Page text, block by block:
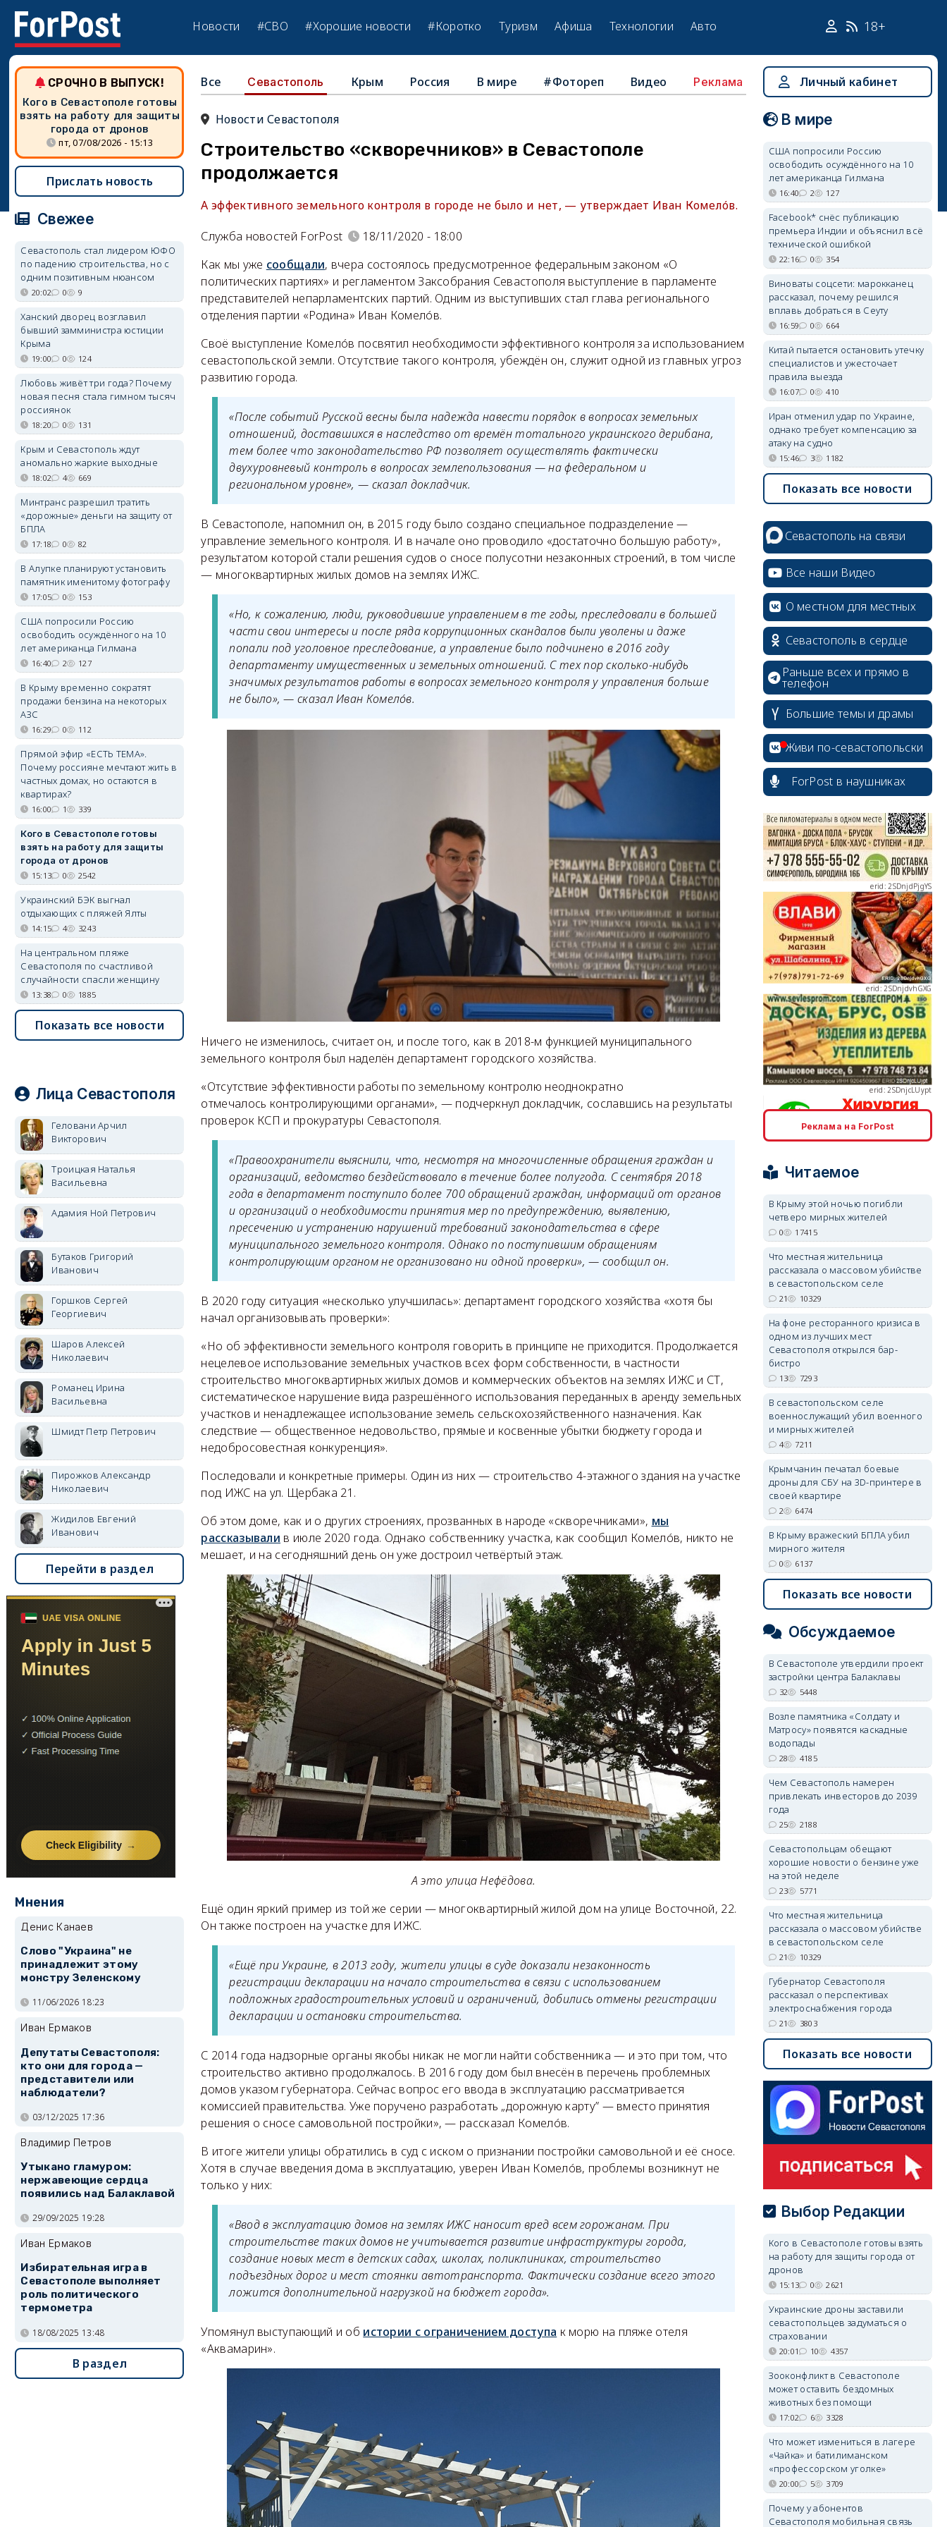
Новости #СВО #Хорошие новости #Коротко Туризм Афиша Технологии Авто 18+
Все Севастополь Крым Россия В мире #Фотореп Видео Реклама
Новости Севастополя
Строительство «скворечников» в Севастополе
продолжается
А эффективного земельного контроля в городе не было и нет, — утверждает Иван Комелóв.
Служба новостей ForPost
18/11/2020 - 18:00
Как мы уже сообщали, вчера состоялось предусмотренное федеральным законом «О
политических партиях» и регламентом Заксобрания Севастополя выступление в парламенте
представителей непарламентских партий. Одним из выступивших стал глава регионального
отделения партии «Родина» Иван Комелóв.
Своё выступление Комелóв посвятил необходимости эффективного контроля за использованием
севастопольской земли. Отсутствие такого контроля, убеждён он, служит одной из главных угроз
развитию города.
«После событий Русской весны была надежда навести порядок в вопросах земельных
отношений, доставшихся в наследство от времён тотального украинского дерибана,
тем более что законодательство РФ позволяет осуществлять фактически
двухуровневый контроль в вопросах землепользования — на федеральном и
региональном уровне», — сказал докладчик.
В Севастополе, напомнил он, в 2015 году было создано специальное подразделение —
управление земельного контроля. И в начале оно проводило «достаточно большую работу»,
результатом которой стали решения судов о сносе полусотни незаконных строений, в том числе
— многоквартирных жилых домов на землях ИЖС.
«Но, к сожалению, люди, руководившие управлением в те годы, преследовали в большей
части свои интересы и после ряда коррупционных скандалов были уволены и даже
попали под уголовное преследование, а управление было подчинено в 2016 году
департаменту имущественных и земельных отношений. С тех пор сколько-нибудь
значимых результатов работы в вопросах земельного контроля у управления больше
не было», — сказал Иван Комелóв.
Ничего не изменилось, считает он, и после того, как в 2018-м функцией муниципального
земельного контроля был наделён департамент городского хозяйства.
«Отсутствие эффективности работы по земельному контролю неоднократно
отмечалось контролирующими органами», — подчеркнул докладчик, сославшись на результаты
проверок КСП и прокуратуры Севастополя.
«Правоохранители выяснили, что, несмотря на многочисленные обращения граждан и
организаций, ведомство бездействовало в течение более полугода. С сентября 2018
года в департамент поступило более 700 обращений граждан, информаций от органов
и организаций о необходимости принятия мер по предупреждению, выявлению,
пресечению и устранению нарушений требований законодательства в сфере
муниципального земельного контроля. Однако по поступившим обращениям
контролирующим органом не организовано ни одной проверки», — сообщил он.
В 2020 году ситуация «несколько улучшилась»: департамент городского хозяйства «хотя бы
начал организовывать проверки»:
«Но об эффективности земельного контроля говорить в принципе не приходится. Продолжается
нецелевое использование земельных участков всех форм собственности, в частности
строительство многоквартирных жилых домов и коммерческих объектов на землях ИЖС и СТ,
систематическое нарушение вида разрешённого использования переданных в аренду земельных
участков и ненадлежащее использование земель сельскохозяйственного назначения. Как
следствие — общественное недовольство, прямые и косвенные убытки бюджету города и
недобросовестная конкуренция».
Последовали и конкретные примеры. Один из них — строительство 4-этажного здания на участке
под ИЖС на ул. Щербака 21.
Об этом доме, как и о других строениях, прозванных в народе «скворечниками», мы
рассказывали в июле 2020 года. Однако собственнику участка, как сообщил Комелóв, никто не
мешает, и на сегодняшний день он уже достроил четвёртый этаж.
А это улица Нефёдова.
Ещё один яркий пример из той же серии — многоквартирный жилой дом на улице Восточной, 22.
Он также построен на участке для ИЖС.
«Ещё при Украине, в 2013 году, жители улицы в суде доказали незаконность
регистрации декларации на начало строительства в связи с использованием
подложных градостроительных условий и ограничений, добились отмены регистрации
декларации и остановки строительства.
С 2014 года надзорные органы якобы никак не могли найти собственника — и это при том, что
строительство активно продолжалось. В 2016 году дом был внесён в перечень проблемных
домов указом губернатора. Сейчас вопрос его ввода в эксплуатацию рассматривается
комиссией правительства. Уже поручено разработать „дорожную карту” — вместо принятия
решения о сносе самовольной постройки», — рассказал Комелóв.
В итоге жители улицы обратились в суд с иском о признании постройки самовольной и её сносе.
Хотя в случае введения дома в эксплуатацию, уверен Иван Комелóв, проблемы возникнут не
только у них:
«Ввод в эксплуатацию домов на землях ИЖС наносит вред всем горожанам. При
строительстве таких домов не учитывается развитие инфраструктуры города,
создание новых мест в детских садах, школах, поликлиниках, строительство
подъездных дорог и мест стоянки автотранспорта. Фактически создание всего этого
ложится дополнительной нагрузкой на бюджет города».
Упомянул выступающий и об истории с ограничением доступа к морю на пляже отеля
«Аквамарин».
СРОЧНО В ВЫПУСК!
Кого в Севастополе готовы
взять на работу для защиты
города от дронов
пт, 07/08/2026 - 15:13
Прислать новость
Свежее
Севастополь стал лидером ЮФО
по падению строительства, но с
одним позитивным нюансом
20:02 0 9
Ханский дворец возглавил
бывший замминистра юстиции
Крыма
19:00 0 124
Любовь живёт три года? Почему
новая песня стала гимном тысяч
россиянок
18:20 0 131
Крым и Севастополь ждут
аномально жаркие выходные
18:02 4 669
Минтранс разрешил тратить
«дорожные» деньги на защиту от
БПЛА
17:18 0 82
В Алупке планируют установить
памятник именитому фотографу
17:05 0 153
США попросили Россию
освободить осуждённого на 10
лет американца Гилмана
16:40 2 127
В Крыму временно сократят
продажи бензина на некоторых
АЗС
16:29 0 112
Прямой эфир «ЕСТЬ ТЕМА».
Почему россияне мечтают жить в
частных домах, но остаются в
квартирах?
16:00 1 339
Кого в Севастополе готовы
взять на работу для защиты
города от дронов
15:13 0 2542
Украинский БЭК выгнал
отдыхающих с пляжей Ялты
14:15 4 3243
На центральном пляже
Севастополя по счастливой
случайности спасли женщину
13:38 0 1885
Показать все новости
Лица Севастополя
Геловани Арчил
Викторович
Троицкая Наталья
Васильевна
Адамия Ной Петрович
Бутаков Григорий
Иванович
Горшков Сергей
Георгиевич
Шаров Алексей
Николаевич
Романец Ирина
Васильевна
Шмидт Петр Петрович
Пирожков Александр
Николаевич
Жидилов Евгений
Иванович
Перейти в раздел
Мнения
Денис Канаев
Слово "Украина" не
принадлежит этому
монстру Зеленскому
11/06/2026 18:23
Иван Ермаков
Депутаты Севастополя:
кто они для города —
представители или
наблюдатели?
03/12/2025 17:36
Владимир Петров
Утыкано гламуром:
нержавеющие сердца
появились над Балаклавой
29/09/2025 19:28
Иван Ермаков
Избирательная игра в
Севастополе выполняет
роль политического
термометра
18/08/2025 13:48
В раздел
Личный кабинет
В мире
США попросили Россию
освободить осуждённого на 10
лет американца Гилмана
16:40 2 127
Facebook* снёс публикацию
премьера Индии и объяснил всё
технической ошибкой
22:16 0 354
Виноваты соцсети: марокканец
рассказал, почему решился
вплавь добраться в Сеуту
16:59 0 664
Китай пытается остановить утечку
специалистов и ужесточает
правила выезда
16:07 0 410
Иран отменил удар по Украине,
однако требует компенсацию за
атаку на судно
15:46 3 1182
Показать все новости
Севастополь на связи
Все наши Видео
О местном для местных
Севастополь в сердце
Раньше всех и прямо в
телефон
Большие темы и драмы
Живи по-севастопольски
ForPost в наушниках
erid: 2SDnjcrDNw6
erid: 2SDnjdPjgYS
erid: 2SDnjdvhGXG
erid: 2SDnjcLUypt
erid: 2SDnjcrDNw6
erid: 2SDnjdPjgYS
erid: 2SDnjdvhGXG
Реклама на ForPost
Читаемое
В Крыму этой ночью погибли
четверо мирных жителей
0 17415
Что местная жительница
рассказала о массовом убийстве
в севастопольском селе
21 10329
На фоне ресторанного кризиса в
одном из лучших мест
Севастополя открылся бар-
бистро
13 7293
В севастопольском селе
военнослужащий убил военного
и мирных жителей
4 7211
Крымчанин печатал боевые
дроны для СБУ на 3D-принтере в
своей квартире
2 6474
В Крыму вражеский БПЛА убил
мирного жителя
0 6137
Показать все новости
Обсуждаемое
В Севастополе утвердили проект
застройки центра Балаклавы
32 5448
Возле памятника «Солдату и
Матросу» появятся каскадные
водопады
28 4185
Чем Севастополь намерен
привлекать инвесторов до 2039
года
25 2188
Севастопольцам обещают
хорошие новости о бензине уже
на этой неделе
23 5771
Что местная жительница
рассказала о массовом убийстве
в севастопольском селе
21 10329
Губернатор Севастополя
рассказал о перспективах
электроснабжения города
21 3803
Показать все новости
Выбор Редакции
Кого в Севастополе готовы взять
на работу для защиты города от
дронов
15:13 0 2621
Украинские дроны заставили
севастопольцев задуматься о
страховании
20:01 10 4357
Зооконфликт в Севастополе
может оставить бездомных
животных без помощи
17:02 6 3328
Что может измениться в лагере
«Чайка» и батилиманском
«профессорском уголке»
20:00 5 3709
Почему у абонентов
Севастополя мобильная связь